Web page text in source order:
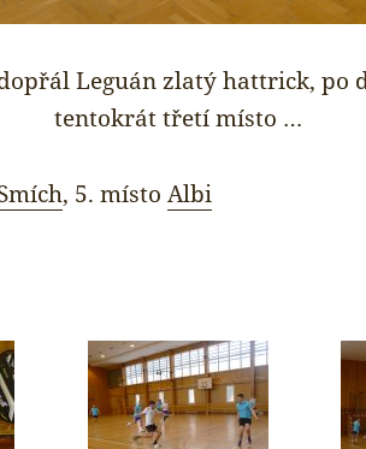
Leguán zlatý hattrick, po
tentokrát třetí místo …
, 5. místoAlbi